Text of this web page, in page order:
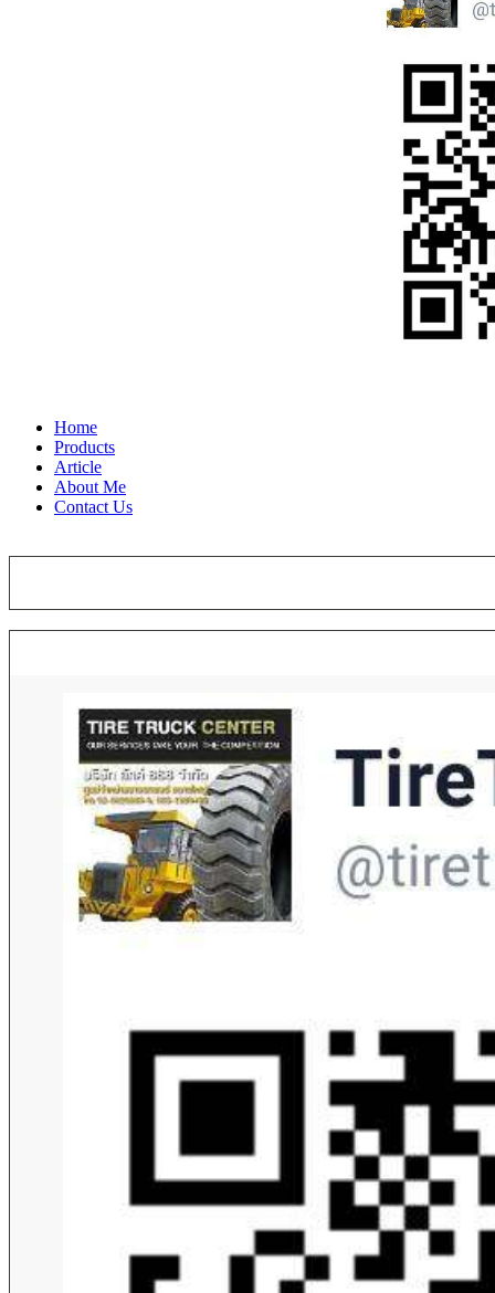
Home
Products
Article
About Me
Contact Us